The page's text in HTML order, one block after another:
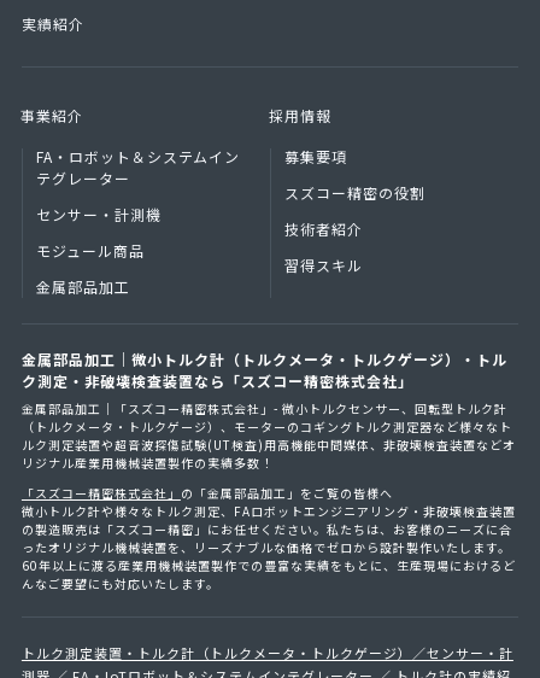
金属部品加工｜微小トルク計（トルクメータ・トルクゲージ）・トル
ク測定・非破壊検査装置なら「スズコー精密株式会社」
金属部品加工｜「スズコー精密株式会社」- 微小トルクセンサー、回転型トルク計
（トルクメータ・トルクゲージ）、モーターのコギングトルク測定器など様々なト
ルク測定装置や超音波探傷試験(UT検査)用高機能中間媒体、非破壊検査装置などオ
リジナル産業用機械装置製作の実績多数！
「スズコー精密株式会社」 の「金属部品加工」をご覧の皆様へ
微小トルク計や様々なトルク測定、FAロボットエンジニアリング・非破壊検査装置
の製造販売は「スズコー精密」にお任せください。私たちは、お客様のニーズに合
ったオリジナル機械装置を、リーズナブルな価格でゼロから設計製作いたします。
60年以上に渡る産業用機械装置製作での豊富な実績をもとに、生産現場におけるど
んなご要望にも対応いたします。
トルク測定装置・トルク計（トルクメータ・トルクゲージ）／センサー・計
実績紹介
事業紹介
FA・ロボット＆ システムイン
テグレーター
センサー・計測機
モジュール商品
金属部品加工
採用情報
募集要項
スズコー精密の役割
技術者紹介
習得スキル